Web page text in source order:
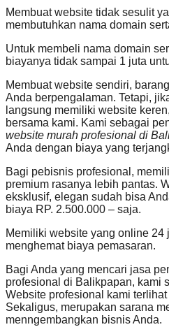
Membuat website tidak sesulit
membutuhkan nama domain
Untuk membeli nama domain
biayanya tidak sampai 1 juta
Membuat website sendiri,
Anda berpengalaman. Tetapi,
langsung memiliki website
bersama kami. Kami sebagai
website murah profesional di
Anda dengan biaya yang
Bagi pebisnis profesional,
premium rasanya lebih pantas.
eksklusif, elegan sudah bisa
biaya RP. 2.500.000 – saja.
Memiliki website yang online 24
menghemat biaya pemasaran.
Bagi Anda yang mencari jasa
profesional di Balikpapan, kami
Website profesional kami
Sekaligus, merupakan sarana
menngembangkan bisnis Anda.